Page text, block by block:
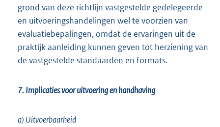
grond van deze richtlijn vastgestelde gedelegeerde
en uitvoeringshandelingen wel te voorzien van
evaluatiebepalingen, omdat de ervaringen uit de
praktijk aanleiding kunnen geven tot herziening van
de vastgestelde standaarden en formats.
7. Implicaties voor uitvoering en handhaving
a) Uitvoerbaarheid